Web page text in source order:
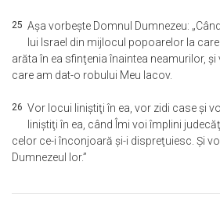
25 Aşa vorbeşte Domnul Dumnezeu:
lui Israel din mijlocul popoarelor la
arăta în ea sfinţenia înaintea neamurilor,
care am dat-o robului Meu Iacov.
26 Vor locui liniştiţi în ea, vor zidi case şi
liniştiţi în ea, când Îmi voi împlini
celor ce-i înconjoară şi-i dispreţuiesc. Şi
Dumnezeul lor.”